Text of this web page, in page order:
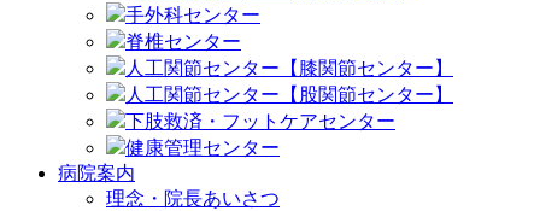
手外科センター
脊椎センター
人工関節センター【膝関節センター】
人工関節センター【股関節センター】
下肢救済・フットケアセンター
健康管理センター
病院案内
理念・院長あいさつ